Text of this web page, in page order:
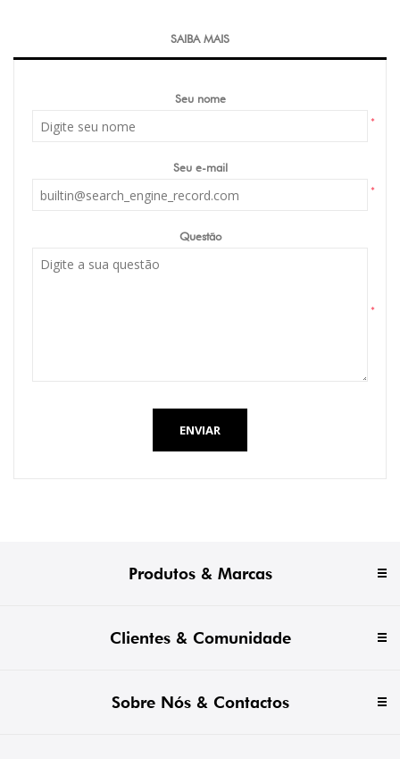
SAIBA MAIS
Seu nome
*
Seu e-mail
*
Questão
*
ENVIAR
Produtos & Marcas
Clientes & Comunidade
Sobre Nós & Contactos